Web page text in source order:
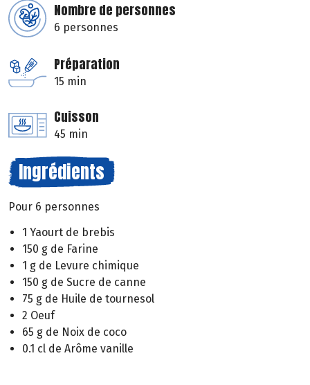
Nombre de personnes
6 personnes
Préparation
15 min
Cuisson
45 min
Ingrédients
Pour 6 personnes
1 Yaourt de brebis
150 g de Farine
1 g de Levure chimique
150 g de Sucre de canne
75 g de Huile de tournesol
2 Oeuf
65 g de Noix de coco
0.1 cl de Arôme vanille